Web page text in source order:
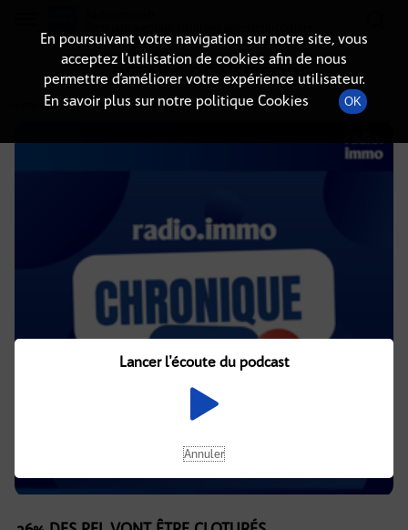
DÉTAILS DE L'ÉPISODE
12 mai 2026 à 4h02, durée : 4 minutes
En poursuivant votre navigation sur notre site, vous
acceptez l’utilisation de cookies afin de nous
permettre d’améliorer votre expérience utilisateur.
En savoir plus sur notre politique Cookies
OK
Lancer l'écoute du podcast
Annuler